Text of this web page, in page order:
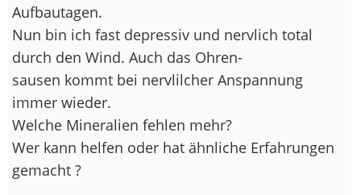
Aufbautagen.
Nun bin ich fast depressiv und nervlich total
durch den Wind. Auch das Ohren-
sausen kommt bei nervlilcher Anspannung
immer wieder.
Welche Mineralien fehlen mehr?
Wer kann helfen oder hat ähnliche Erfahrungen
gemacht ?